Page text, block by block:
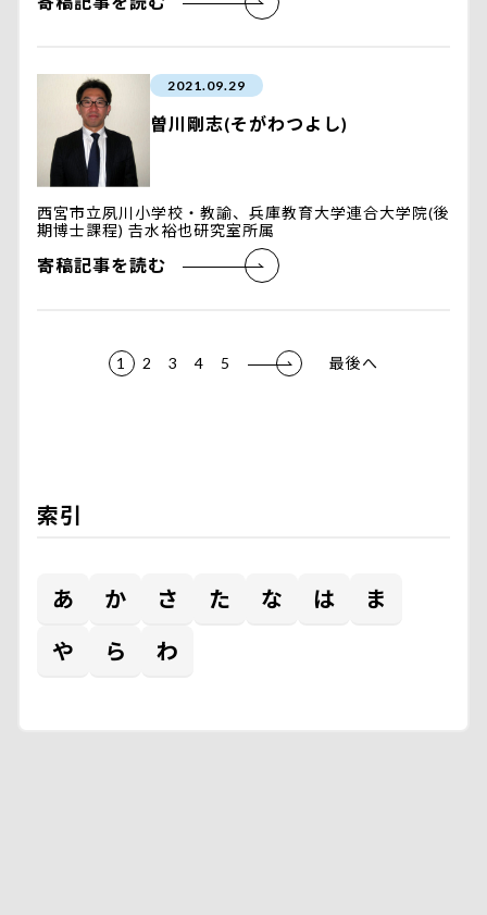
2021.09.29
曽川剛志(そがわつよし)
西宮市立夙川小学校・教諭、兵庫教育大学連合大学院(後
期博士課程) 𠮷水裕也研究室所属
寄稿記事を読む
1 2 3 4 5 最後へ
索引
あ か さ た な は
ま
や
ら わ